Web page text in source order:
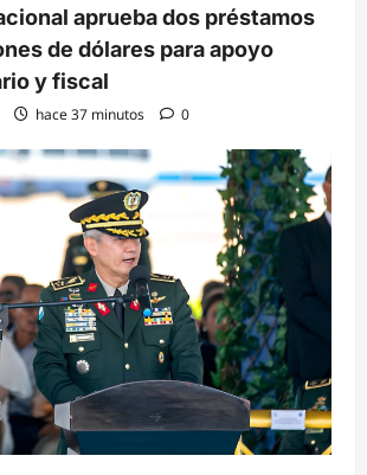
aprueba dos préstamos
de dólares para apoyo
y fiscal
hace 37 minutos 0